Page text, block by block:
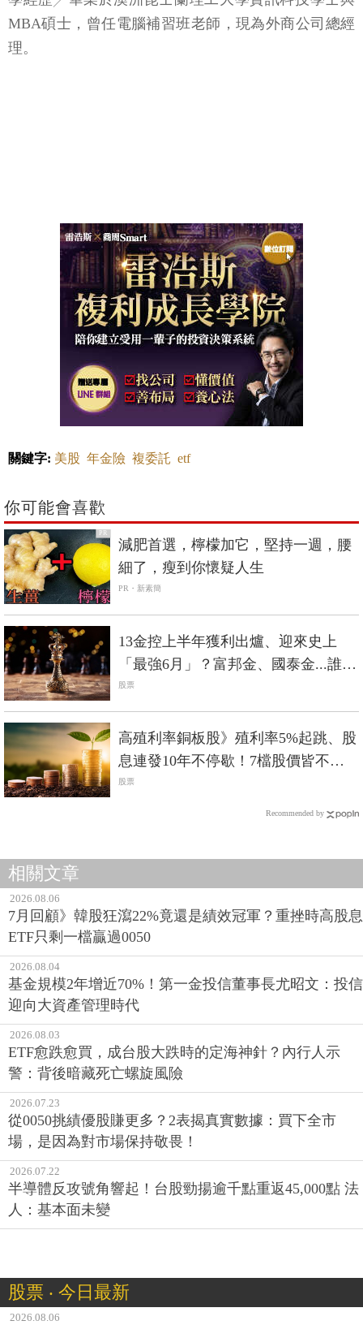
MBA碩士，曾任電腦補習班老師，現為外商公司總經
理。
關鍵字: 美股 年金險 複委託 etf
你可能會喜歡
PR
減肥首選，檸檬加它，堅持一週，腰
細了，瘦到你懷疑人生
PR・新素簡
13金控上半年獲利出爐、迎來史上
「最強6月」？富邦金、國泰金...誰最
會賺？
股票
高殖利率銅板股》殖利率5%起跳、股
息連發10年不停歇！7檔股價皆不到
百元
股票
Recommended by
相關文章
2026.08.06
7月回顧》韓股狂瀉22%竟還是績效冠軍？重挫時高股息
ETF只剩一檔贏過0050
2026.08.04
基金規模2年增近70%！第一金投信董事長尤昭文：投信
迎向大資產管理時代
2026.08.03
ETF愈跌愈買，成台股大跌時的定海神針？內行人示
警：背後暗藏死亡螺旋風險
2026.07.23
從0050挑績優股賺更多？2表揭真實數據：買下全市
場，是因為對市場保持敬畏！
2026.07.22
半導體反攻號角響起！台股勁揚逾千點重返45,000點 法
人：基本面未變
股票 ‧ 今日最新
2026.08.06